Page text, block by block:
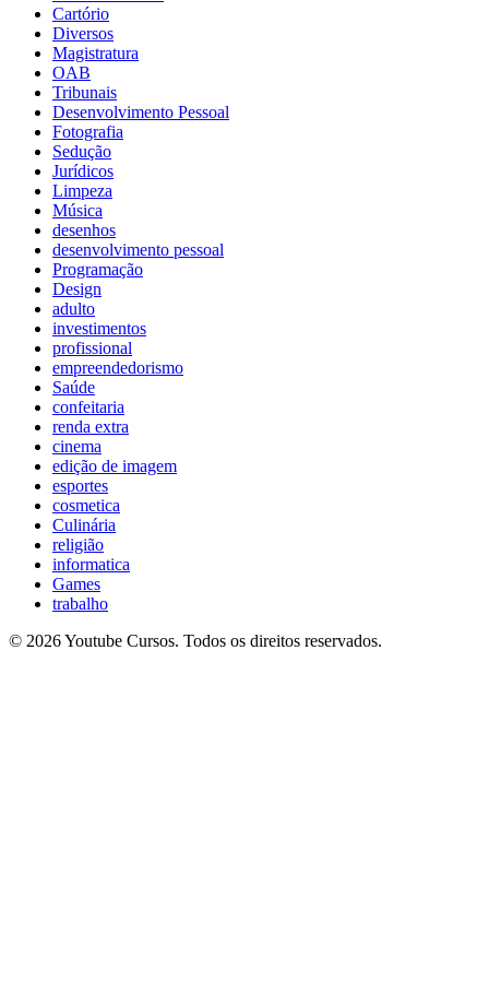
Cartório
Diversos
Magistratura
OAB
Tribunais
Desenvolvimento Pessoal
Fotografia
Sedução
Jurídicos
Limpeza
Música
desenhos
desenvolvimento pessoal
Programação
Design
adulto
investimentos
profissional
empreendedorismo
Saúde
confeitaria
renda extra
cinema
edição de imagem
esportes
cosmetica
Culinária
religião
informatica
Games
trabalho
© 2026 Youtube Cursos. Todos os direitos reservados.